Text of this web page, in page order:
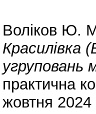
Воліков Ю.
Красилівка
угруповань
практична
жовтня